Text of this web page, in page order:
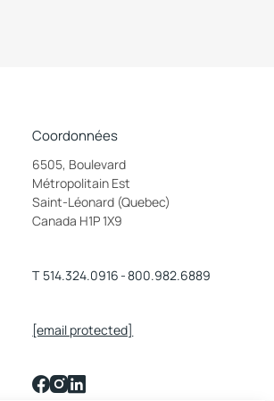
Coordonnées
6505, Boulevard
Métropolitain Est
Saint-Léonard (Quebec)
Canada H1P 1X9
T 514.324.0916-800.982.6889
[email protected]